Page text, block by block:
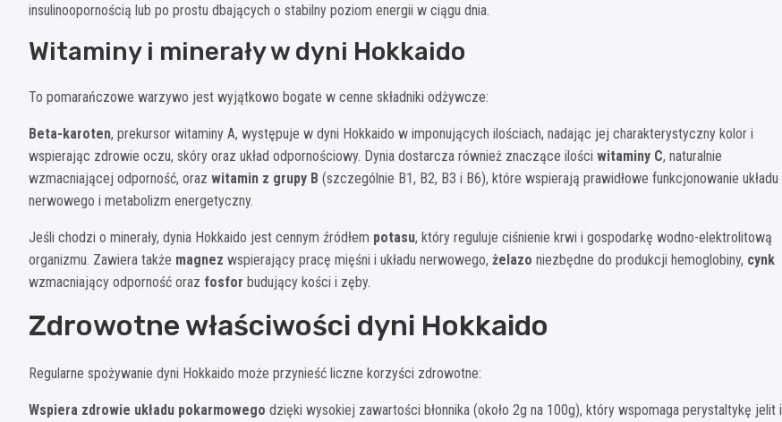
insulinoopornością lub po prostu dbających o stabilny poziom energii w ciągu dnia.
Witaminy i minerały w dyni Hokkaido
To pomarańczowe warzywo jest wyjątkowo bogate w cenne składniki odżywcze:
Beta-karoten, prekursor witaminy A, występuje w dyni Hokkaido w imponujących ilościach, nadając jej charakterystyczny kolor i
wspierając zdrowie oczu, skóry oraz układ odpornościowy. Dynia dostarcza również znaczące ilości witaminy C, naturalnie
wzmacniającej odporność, oraz witamin z grupy B (szczególnie B1, B2, B3 i B6), które wspierają prawidłowe funkcjonowanie układu
nerwowego i metabolizm energetyczny.
Jeśli chodzi o minerały, dynia Hokkaido jest cennym źródłem potasu, który reguluje ciśnienie krwi i gospodarkę wodno-elektrolitową
organizmu. Zawiera także magnez wspierający pracę mięśni i układu nerwowego, żelazo niezbędne do produkcji hemoglobiny, cynk
wzmacniający odporność oraz fosfor budujący kości i zęby.
Zdrowotne właściwości dyni Hokkaido
Regularne spożywanie dyni Hokkaido może przynieść liczne korzyści zdrowotne:
Wspiera zdrowie układu pokarmowego dzięki wysokiej zawartości błonnika (około 2g na 100g), który wspomaga perystaltykę jelit i